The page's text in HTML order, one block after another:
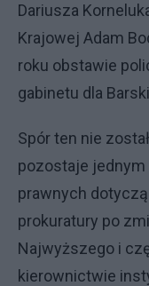
Dariusza
Krajowej Adam
roku obstawie
gabinetu dla
Spór ten nie
pozostaje
prawnych
prokuratury po
Najwyższego i
kierownictwie